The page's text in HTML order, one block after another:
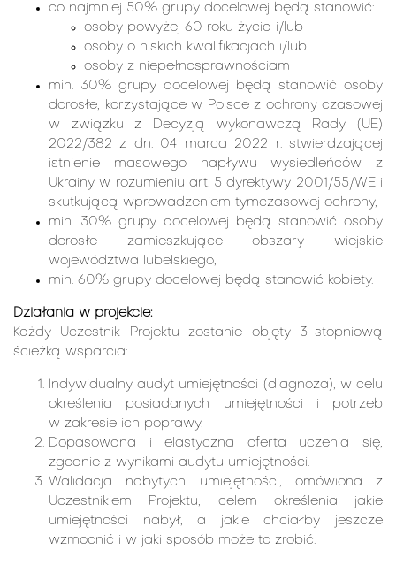
co najmniej 50% grupy docelowej będą stanowić:
osoby powyżej 60 roku życia i/lub
osoby o niskich kwalifikacjach i/lub
osoby z niepełnosprawnościam
min. 30% grupy docelowej będą stanowić osoby
dorosłe, korzystające w Polsce z ochrony czasowej
w związku z Decyzją wykonawczą Rady (UE)
2022/382 z dn. 04 marca 2022 r. stwierdzającej
istnienie masowego napływu wysiedleńców z
Ukrainy w rozumieniu art. 5 dyrektywy 2001/55/WE i
skutkującą wprowadzeniem tymczasowej ochrony,
min. 30% grupy docelowej będą stanowić osoby
dorosłe zamieszkujące obszary wiejskie
województwa lubelskiego,
min. 60% grupy docelowej będą stanowić kobiety.
Działania w projekcie:
Każdy Uczestnik Projektu zostanie objęty 3-stopniową
ścieżką wsparcia:
Indywidualny audyt umiejętności (diagnoza), w celu
określenia posiadanych umiejętności i potrzeb
w zakresie ich poprawy.
Dopasowana i elastyczna oferta uczenia się,
zgodnie z wynikami audytu umiejętności.
Walidacja nabytych umiejętności, omówiona z
Uczestnikiem Projektu, celem określenia jakie
umiejętności nabył, a jakie chciałby jeszcze
wzmocnić i w jaki sposób może to zrobić.